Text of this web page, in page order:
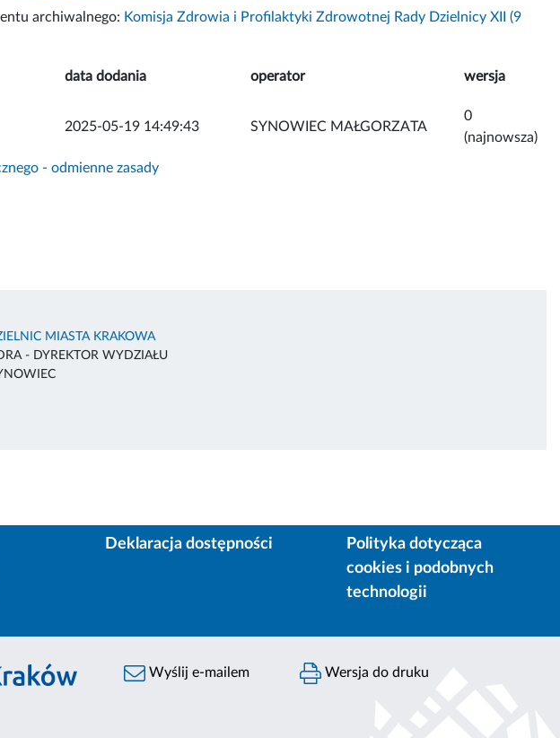
archiwalnego: Komisja Zdrowia i Profilaktyki Zdrowotnej Rady Dzielnicy XII (9
data dodania operator wersja
2025-05-19 14:49:43 SYNOWIEC MAŁGORZATA
0
(najnowsza)
- odmienne zasady
MIASTA KRAKOWA
- DYREKTOR WYDZIAŁU
Deklaracja dostępności
Polityka dotycząca
cookies i podobnych
technologii
Wyślij e-mailem Wersja do druku